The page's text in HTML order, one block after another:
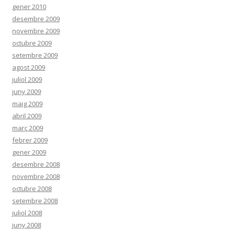
gener 2010
desembre 2009
novembre 2009
octubre 2009
setembre 2009
agost 2009
juliol 2009
juny 2009
maig 2009
abril 2009
març 2009
febrer 2009
gener 2009
desembre 2008
novembre 2008
octubre 2008
setembre 2008
juliol 2008
juny 2008